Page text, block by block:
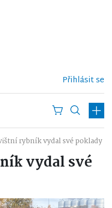
Přihlásit se
rybník vydal své poklady
vydal své